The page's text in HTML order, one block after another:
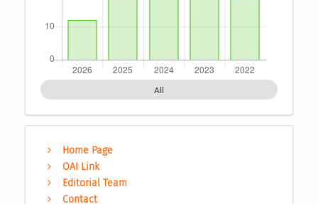
All
Home Page
OAI Link
Editorial Team
Contact